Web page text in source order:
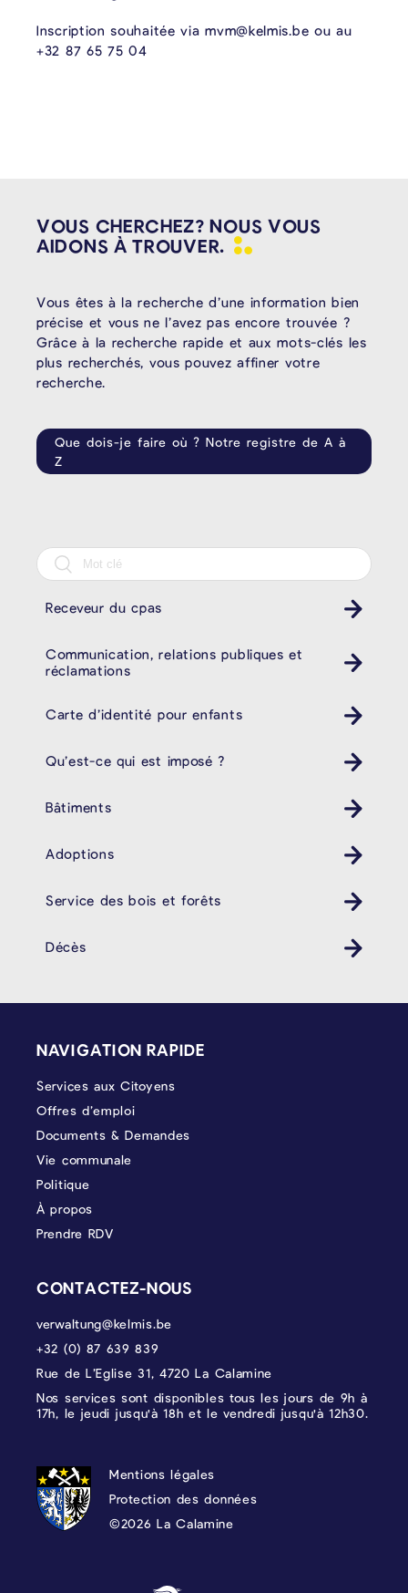
Inscription souhaitée via mvm@kelmis.be ou au
+32 87 65 75 04
VOUS CHERCHEZ? NOUS VOUS
AIDONS ÀTROUVER.
Vous êtes à la recherche d’une information bien
précise et vous ne l’avez pas encore trouvée ?
Grâce à la recherche rapide et aux mots-clés les
plus recherchés, vous pouvez affiner votre
recherche.
Que dois-je faire où ? Notre registre de A à
Z
Receveur du cpas
Communication, relations publiques et
réclamations
Carte d’identité pour enfants
Qu’est-ce qui est imposé ?
Bâtiments
Adoptions
Service des bois et forêts
Décès
NAVIGATION RAPIDE
Services aux Citoyens
Offres d’emploi
Documents & Demandes
Vie communale
Politique
À propos
Prendre RDV
CONTACTEZ-NOUS
verwaltung@kelmis.be
+32 (0) 87 639 839
Rue de L’Eglise 31, 4720 La Calamine
Nos services sont disponibles tous les jours de 9h à
17h, le jeudi jusqu'à 18h et le vendredi jusqu'à 12h30.
PROTECTION DES DONNÉES, MENTIONS
Mentions légales
Protection des données
©2026 La Calamine